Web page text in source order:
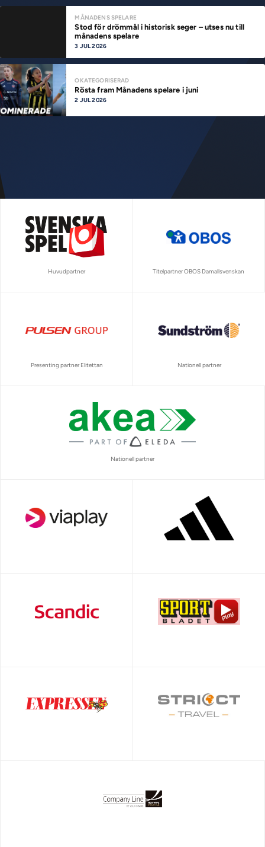
MÅNADENS SPELARE
Stod för drömmål i historisk seger – utses nu till
månadens spelare
3 JUL 2026
OKATEGORISERAD
Rösta fram Månadens spelare i juni
2 JUL 2026
Huvudpartner Titelpartner OBOS Damallsvenskan
Presenting partner Elitettan Nationell partner
Nationell partner